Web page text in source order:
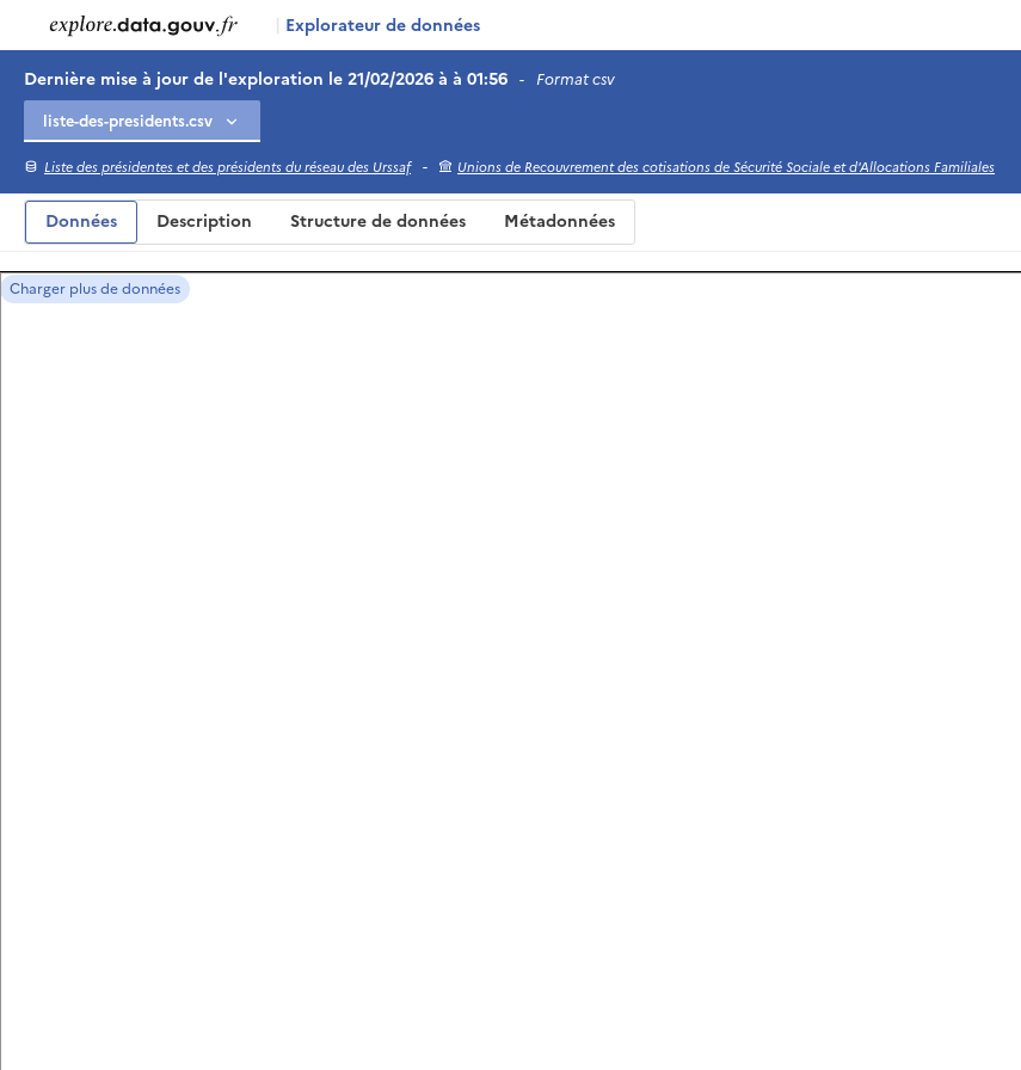
| Explorateur de données
Dernière mise à jour de l'exploration le 21/02/2026 à à 01:56 - Format csv
Liste des présidentes et des présidents du réseau des Urssaf - Unions de Recouvrement des cotisations de Sécurité Sociale et d'Allocations Familiales
Données Description Structure de données Métadonnées
Charger plus de données